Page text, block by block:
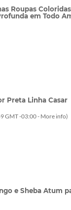
Roupas
em Todo
Preta Linha Casar
GMT -03:00 - More info)
e Sheba Atum